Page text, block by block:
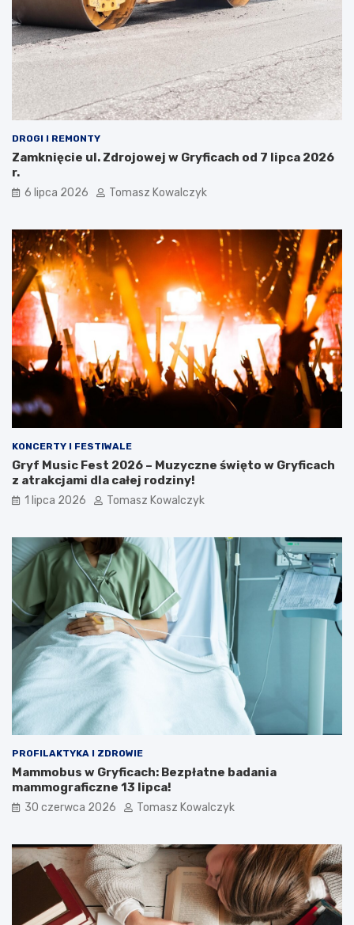
DROGI I REMONTY
Zamknięcie ul. Zdrojowej w Gryficach od 7 lipca 2026
r.
6 lipca 2026 Tomasz Kowalczyk
KONCERTY I FESTIWALE
Gryf Music Fest 2026 – Muzyczne święto w Gryficach
z atrakcjami dla całej rodziny!
1 lipca 2026 Tomasz Kowalczyk
PROFILAKTYKA I ZDROWIE
Mammobus w Gryficach: Bezpłatne badania
mammograficzne 13 lipca!
30 czerwca 2026 Tomasz Kowalczyk